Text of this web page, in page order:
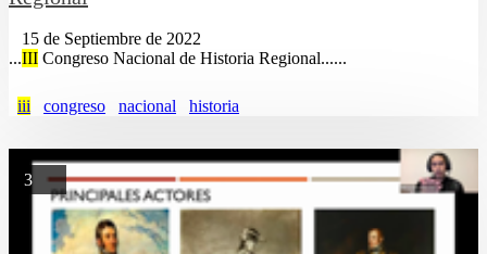
15 de Septiembre de 2022
...III Congreso Nacional de Historia Regional......
iii congreso nacional historia
3